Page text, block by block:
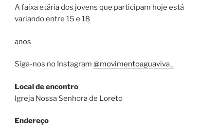
A faixa etária dos jovens que participam hoje está
variando entre 15 e 18
anos
Siga-nos no Instagram @movimentoaguaviva_
Local de encontro
Igreja Nossa Senhora de Loreto
Endereço